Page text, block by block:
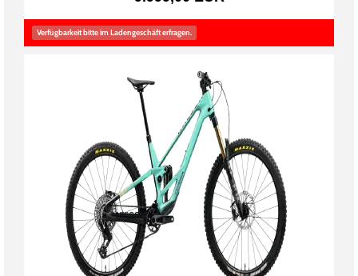
Verfügbarkeit bitte im Ladengeschäft erfragen.